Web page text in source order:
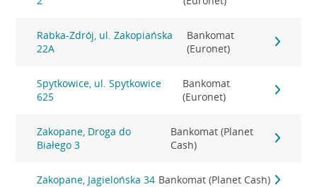
Rabka-Zdrój, ul. Zakopiańska
22A
Bankomat
(Euronet)
Spytkowice, ul. Spytkowice
625
Bankomat
(Euronet)
Zakopane, Droga do
Białego 3
Bankomat (Planet
Cash)
Zakopane, Jagielońska 34 Bankomat (Planet Cash)